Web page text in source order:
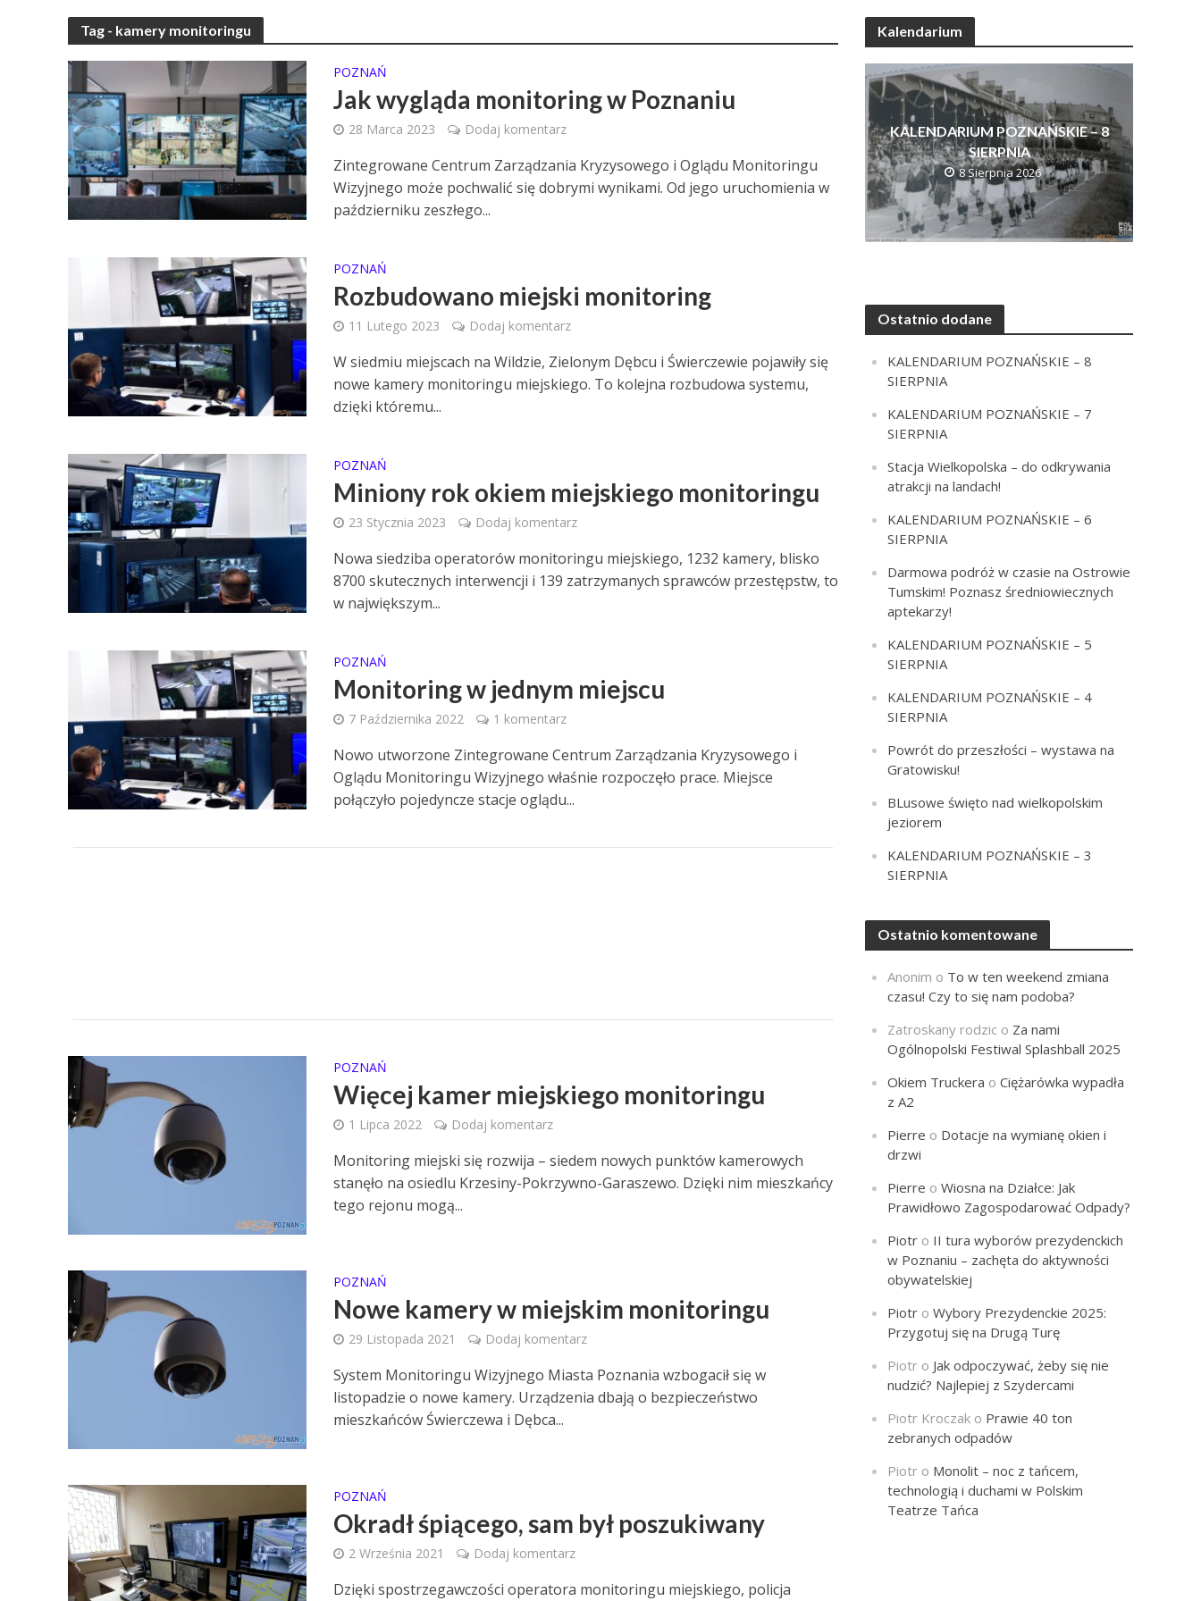
Tag - kamery monitoringu
POZNAŃ
Jak wygląda monitoring w Poznaniu
28 Marca 2023 Dodaj komentarz
Zintegrowane Centrum Zarządzania Kryzysowego i Oglądu Monitoringu
Wizyjnego może pochwalić się dobrymi wynikami. Od jego uruchomienia w
październiku zeszłego...
POZNAŃ
Rozbudowano miejski monitoring
11 Lutego 2023 Dodaj komentarz
W siedmiu miejscach na Wildzie, Zielonym Dębcu i Świerczewie pojawiły się
nowe kamery monitoringu miejskiego. To kolejna rozbudowa systemu,
dzięki któremu...
POZNAŃ
Miniony rok okiem miejskiego monitoringu
23 Stycznia 2023 Dodaj komentarz
Nowa siedziba operatorów monitoringu miejskiego, 1232 kamery, blisko
8700 skutecznych interwencji i 139 zatrzymanych sprawców przestępstw, to
w największym...
POZNAŃ
Monitoring w jednym miejscu
7 Października 2022 1 komentarz
Nowo utworzone Zintegrowane Centrum Zarządzania Kryzysowego i
Oglądu Monitoringu Wizyjnego właśnie rozpoczęło prace. Miejsce
połączyło pojedyncze stacje oglądu...
POZNAŃ
Więcej kamer miejskiego monitoringu
1 Lipca 2022 Dodaj komentarz
Monitoring miejski się rozwija – siedem nowych punktów kamerowych
stanęło na osiedlu Krzesiny-Pokrzywno-Garaszewo. Dzięki nim mieszkańcy
tego rejonu mogą...
POZNAŃ
Nowe kamery w miejskim monitoringu
29 Listopada 2021 Dodaj komentarz
System Monitoringu Wizyjnego Miasta Poznania wzbogacił się w
listopadzie o nowe kamery. Urządzenia dbają o bezpieczeństwo
mieszkańców Świerczewa i Dębca...
POZNAŃ
Okradł śpiącego, sam był poszukiwany
2 Września 2021 Dodaj komentarz
Dzięki spostrzegawczości operatora monitoringu miejskiego, policja
Kalendarium
KALENDARIUM POZNAŃSKIE – 8
SIERPNIA
8 Sierpnia 2026
Ostatnio dodane
KALENDARIUM POZNAŃSKIE – 8
SIERPNIA
KALENDARIUM POZNAŃSKIE – 7
SIERPNIA
Stacja Wielkopolska – do odkrywania
atrakcji na landach!
KALENDARIUM POZNAŃSKIE – 6
SIERPNIA
Darmowa podróż w czasie na Ostrowie
Tumskim! Poznasz średniowiecznych
aptekarzy!
KALENDARIUM POZNAŃSKIE – 5
SIERPNIA
KALENDARIUM POZNAŃSKIE – 4
SIERPNIA
Powrót do przeszłości – wystawa na
Gratowisku!
BLusowe święto nad wielkopolskim
jeziorem
KALENDARIUM POZNAŃSKIE – 3
SIERPNIA
Ostatnio komentowane
Anonim o To w ten weekend zmiana
czasu! Czy to się nam podoba?
Zatroskany rodzic o Za nami
Ogólnopolski Festiwal Splashball 2025
Okiem Truckera oCiężarówka wypadła
z A2
Pierre o Dotacje na wymianę okien i
drzwi
Pierre oWiosna na Działce: Jak
Prawidłowo Zagospodarować Odpady?
Piotr o II tura wyborów prezydenckich
w Poznaniu – zachęta do aktywności
obywatelskiej
Piotr oWybory Prezydenckie 2025:
Przygotuj się na Drugą Turę
Piotr o Jak odpoczywać, żeby się nie
nudzić? Najlepiej z Szydercami
Piotr Kroczak o Prawie 40 ton
zebranych odpadów
Piotr o Monolit – noc z tańcem,
technologią i duchami w Polskim
Teatrze Tańca